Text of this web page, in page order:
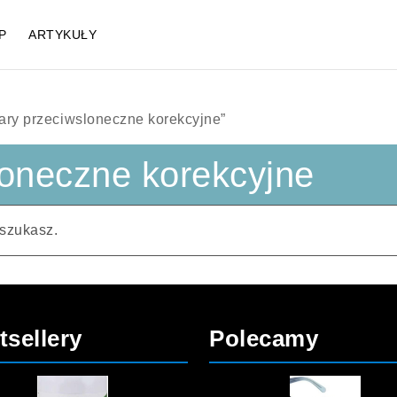
ARTYKUŁY
przeciwsloneczne korekcyjne”
korekcyjne
Polecamy